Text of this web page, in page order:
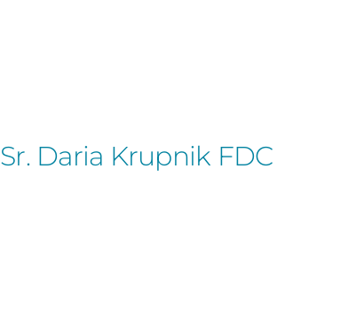
Sr. Daria Krupnik FDC